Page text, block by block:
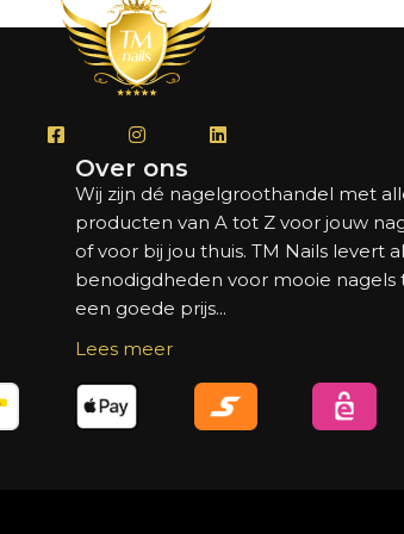
Over ons
Wij zijn dé nagelgroothandel met
producten van A tot Z voor jouw
of voor bij jou thuis. TM Nails levert
benodigdheden voor mooie nagels
een goede prijs...
Lees meer